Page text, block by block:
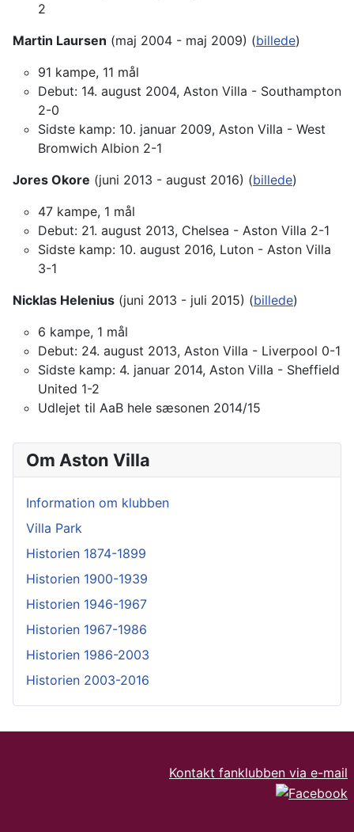
2
Martin Laursen (maj 2004 - maj 2009) (billede)
91 kampe, 11 mål
Debut: 14. august 2004, Aston Villa - Southampton
2-0
Sidste kamp: 10. januar 2009, Aston Villa - West
Bromwich Albion 2-1
Jores Okore (juni 2013 - august 2016) (billede)
47 kampe, 1 mål
Debut: 21. august 2013, Chelsea - Aston Villa 2-1
Sidste kamp: 10. august 2016, Luton - Aston Villa
3-1
Nicklas Helenius (juni 2013 - juli 2015) (billede)
6 kampe, 1 mål
Debut: 24. august 2013, Aston Villa - Liverpool 0-1
Sidste kamp: 4. januar 2014, Aston Villa - Sheffield
United 1-2
Udlejet til AaB hele sæsonen 2014/15
Om Aston Villa
Information om klubben
Villa Park
Historien 1874-1899
Historien 1900-1939
Historien 1946-1967
Historien 1967-1986
Historien 1986-2003
Historien 2003-2016
Kontakt fanklubben via e-mail